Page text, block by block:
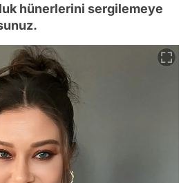
hünerlerini sergilemeye